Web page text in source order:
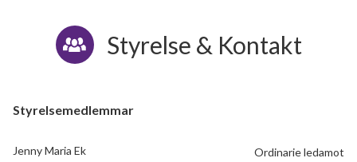
Styrelse & Kontakt
Styrelsemedlemmar
Jenny Maria Ek Ordinarie ledamot